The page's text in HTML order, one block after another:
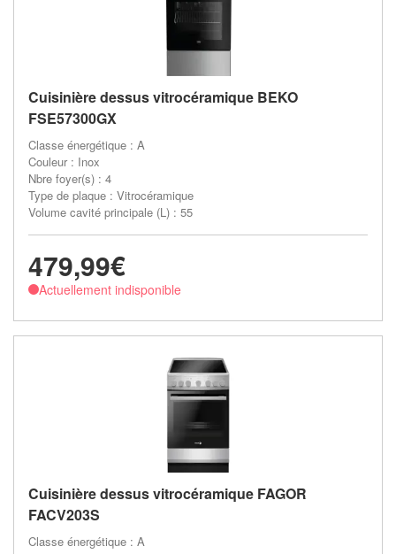
Cuisinière dessus vitrocéramique BEKO
FSE57300GX
Classe énergétique : A
Couleur : Inox
Nbre foyer(s) : 4
Type de plaque : Vitrocéramique
Volume cavité principale (L) : 55
479,99€
Actuellement indisponible
Cuisinière dessus vitrocéramique FAGOR
FACV203S
Classe énergétique : A